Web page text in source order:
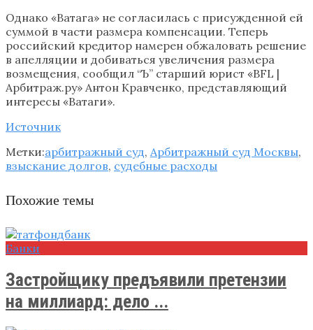
Однако «Ватага» не согласилась с присужденной ей
суммой в части размера компенсации. Теперь
российский кредитор намерен обжаловать решение
в апелляции и добиваться увеличения размера
возмещения, сообщил “Ъ” старший юрист «BFL |
Арбитраж.ру» Антон Кравченко, представляющий
интересы «Ватаги».
Источник
Метки:арбитражный суд, Арбитражный суд Москвы,
взыскание долгов, судебные расходы
Похожие темы
Банки
Застройщику предъявили претензии
на миллиард: дело ...